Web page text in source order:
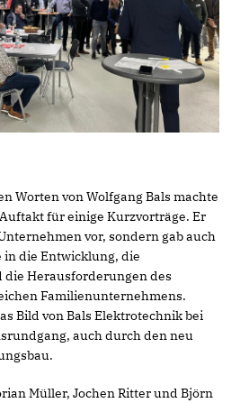
Worten von Wolfgang Bals machte
für einige Kurzvorträge. Er
vor, sondern gab auch
die Entwicklung, die
Herausforderungen des
Familienunternehmens.
Bild von Bals Elektrotechnik bei
auch durch den neu
Müller, Jochen Ritter und Björn